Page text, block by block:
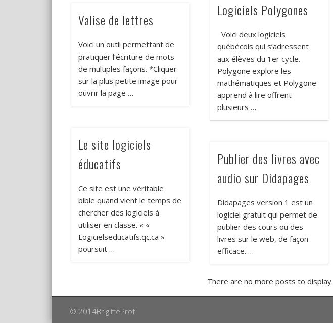
Logiciels Polygones
Voici deux logiciels
québécois qui s’adressent
aux élèves du 1er cycle.
Polygone explore les
mathématiques et Polygone
apprend à lire offrent
plusieurs …
Valise de lettres
Voici un outil permettant de
pratiquer l’écriture de mots
de multiples façons. *Cliquer
sur la plus petite image pour
ouvrir la page …
Le site logiciels
éducatifs
Ce site est une véritable
bible quand vient le temps de
chercher des logiciels à
utiliser en classe. « «
Logicielseducatifs.qc.ca »
poursuit …
Publier des livres avec
audio sur Didapages
Didapages version 1 est un
logiciel gratuit qui permet de
publier des cours ou des
livres sur le web, de façon
efficace. …
There are no more posts to display.
© 2014BrigitteProf